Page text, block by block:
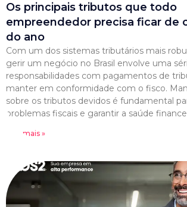
Os principais tributos que todo
empreendedor precisa ficar de
do ano
Com um dos sistemas tributários mais
gerir um negócio no Brasil envolve uma
responsabilidades com pagamentos de
manter em conformidade com o fisco.
sobre os tributos devidos é fundamental
problemas fiscais e garantir a saúde
Leia mais »